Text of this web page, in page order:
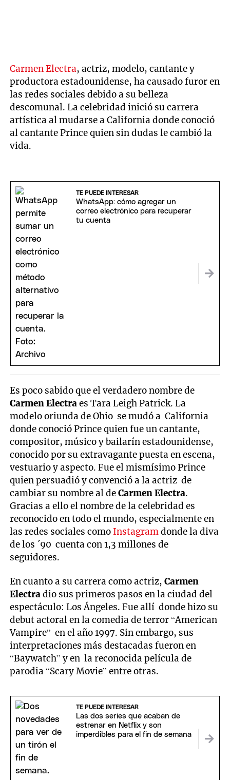
Carmen Electra, actriz, modelo, cantante y
productora estadounidense, ha causado furor en
las redes sociales debido a su belleza
descomunal. La celebridad inició su carrera
artística al mudarse a California donde conoció
al cantante Prince quien sin dudas le cambió la
vida.
TE PUEDE INTERESAR
WhatsApp: cómo agregar un
correo electrónico para recuperar
tu cuenta
Es poco sabido que el verdadero nombre de
Carmen Electraes Tara Leigh Patrick. La
modelo oriunda de Ohio se mudó a California
donde conoció Prince quien fue un cantante,
compositor, músico y bailarín estadounidense,
conocido por su extravagante puesta en escena,
vestuario y aspecto. Fue el mismísimo Prince
quien persuadió y convenció a la actriz de
cambiar su nombre al deCarmen Electra.
Gracias a ello el nombre de la celebridad es
reconocido en todo el mundo, especialmente en
las redes sociales como Instagramdonde la diva
de los ´90 cuenta con 1,3 millones de
seguidores.
En cuanto a su carrera como actriz,Carmen
Electradio sus primeros pasos en la ciudad del
espectáculo: Los Ángeles. Fue allí donde hizo su
debut actoral en la comedia de terror “American
Vampire” en el año 1997. Sin embargo, sus
interpretaciones más destacadas fueron en
“Baywatch” y en la reconocida película de
parodia “Scary Movie” entre otras.
TE PUEDE INTERESAR
Las dos series que acaban de
estrenar en Netflix y son
imperdibles para el fin de semana